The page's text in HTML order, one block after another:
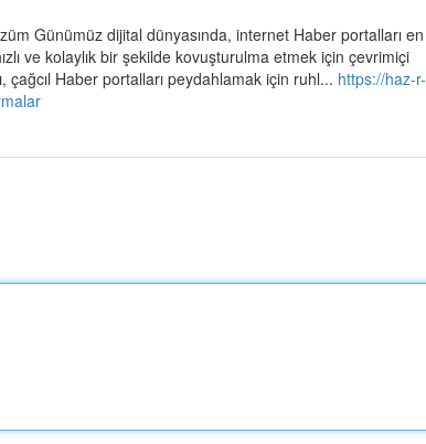
Günümüz dijital dünyasında, internet Haber portalları en
ve kolaylık bir şekilde kovuşturulma etmek için çevrimiçi
çağcıl Haber portalları peydahlamak için ruhl... https://haz-r-